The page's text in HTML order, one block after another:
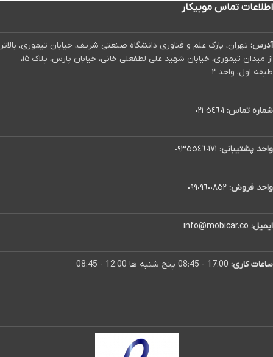
اطلاعات تماس موبیکار
آدرس: تهران، پارک علم و فناوری دانشگاه صنعتی شریف، خیابان تیموری، بالاتر
از میدان تیموری، خیابان شهید علی لطفعلی خانی، خیابان پارس، پلاک ۱۵،
طبقه اول، واحد ۲
شماره تماس: ٥٤٦٠١ ٠٢١
واحد پشتیبانی: ٠٩٣٥٥٤٦٠١٧١
واحد فروش: ٠٩٩٠٩٦٠٠٨٥٢
ایمیل: info@mobicar.co
ساعات کاری: